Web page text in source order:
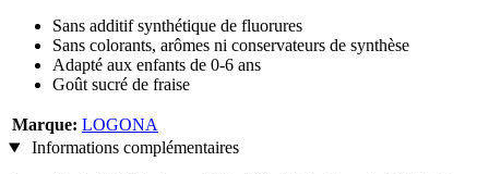
Sans additif synthétique de fluorures
Sans colorants, arômes ni conservateurs de synthèse
Adapté aux enfants de 0-6 ans
Goût sucré de fraise
Marque: LOGONA
Informations complémentaires